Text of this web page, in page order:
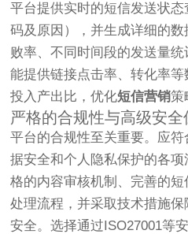
平台提供实时的短信发送状
码及原因），并生成详细的
败率、不同时间段的发送量
能提供链接点击率、转化率
投入产出比，优化短信营销策
严格的合规性与高级安全
平台的合规性至关重要。应
据安全和个人隐私保护的各
格的内容审核机制、完善的
处理流程，并采取技术措施
安全。选择通过ISO27001等